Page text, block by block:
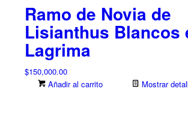
Ramo de Novia de
Lisianthus Blancos
Lagrima
$150,000.00
Añadir al carrito
Mostrar